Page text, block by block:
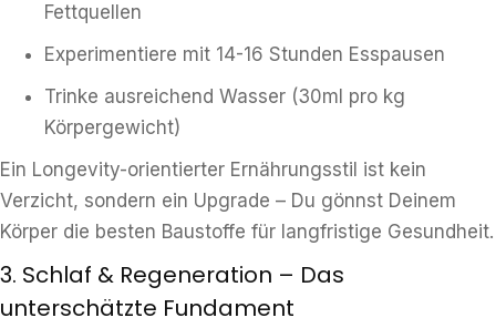
Fettquellen
Experimentiere mit 14-16 Stunden Esspausen
Trinke ausreichend Wasser (30ml pro kg
Körpergewicht)
Ein Longevity-orientierter Ernährungsstil ist kein
Verzicht, sondern ein Upgrade – Du gönnst Deinem
Körper die besten Baustoffe für langfristige Gesundheit.
3. Schlaf & Regeneration – Das
unterschätzte Fundament